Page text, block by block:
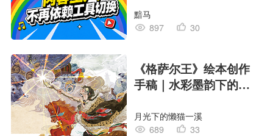
黯马
897
30
《格萨尔王》绘本创作
手稿｜水彩墨韵下的史
月光下的懒猫一溪
689
33